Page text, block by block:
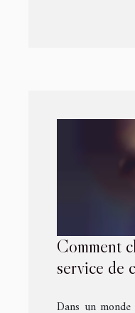
Comment
service de
Dans un